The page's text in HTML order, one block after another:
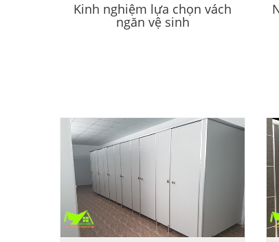
Kinh nghiệm lựa chọn vách
ngăn vệ sinh